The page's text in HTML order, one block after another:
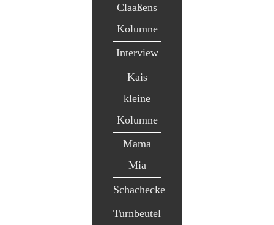
Claaßens
Kolumne
Interview
Kais
kleine
Kolumne
Mama
Mia
Schachecke
Turnbeutel